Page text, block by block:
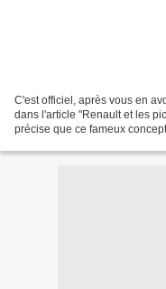
C'est officiel, après vous en
dans l'article "Renault et les
précise que ce fameux